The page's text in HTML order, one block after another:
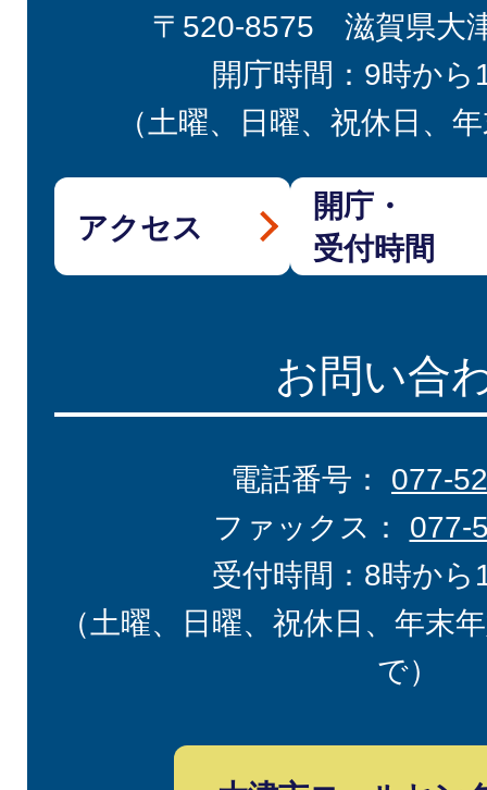
〒520-8575 滋賀県大
開庁時間：9時から
（土曜、日曜、祝休日、
アクセス
開庁・
受付時間
お問い合
電話番号： 077-
ファックス： 077-
受付時間：8時から
（土曜、日曜、祝休日、年末
で）